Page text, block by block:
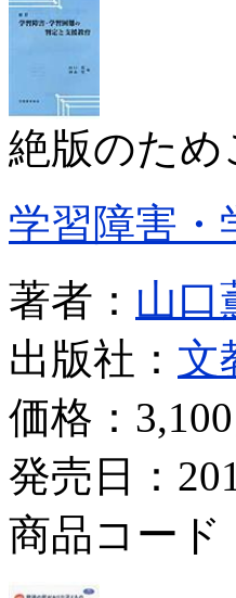
絶版のた
学習障害・
著者： 山口
出版社： 文
価格：
発売日：
商品コード